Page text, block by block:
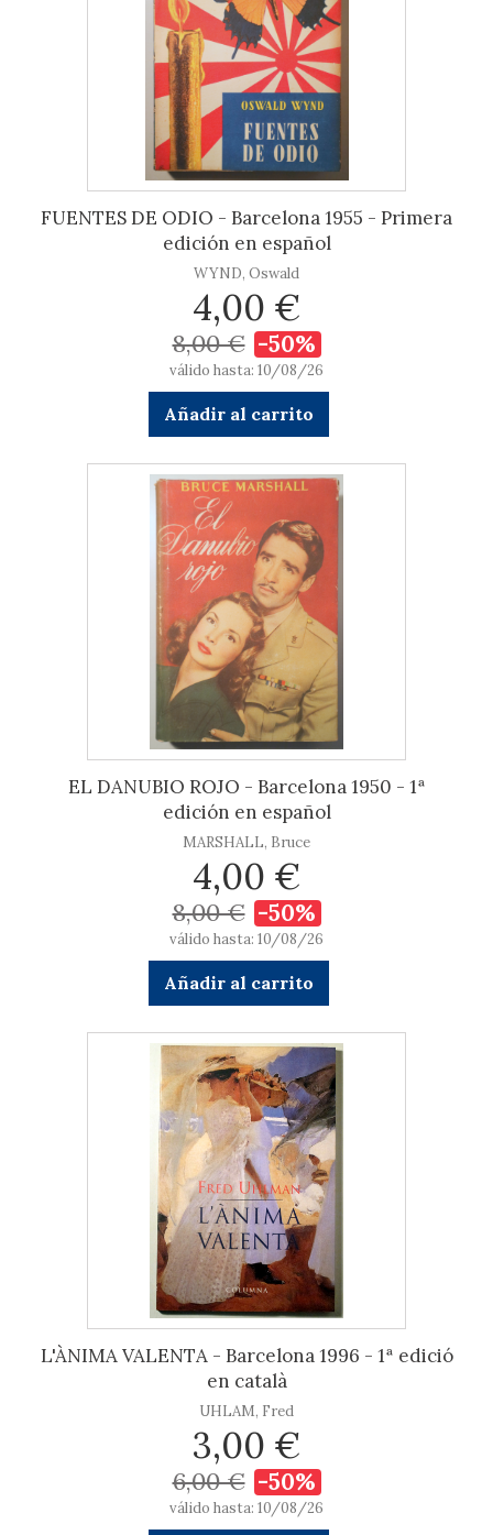
FUENTES DE ODIO - Barcelona 1955 - Primera
edición en español
WYND, Oswald
4,00 €
8,00 € -50%
válido hasta: 10/08/26
Añadir al carrito
EL DANUBIO ROJO - Barcelona 1950 - 1ª
edición en español
MARSHALL, Bruce
4,00 €
8,00 € -50%
válido hasta: 10/08/26
Añadir al carrito
L'ÀNIMA VALENTA - Barcelona 1996 - 1ª edició
en català
UHLAM, Fred
3,00 €
6,00 € -50%
válido hasta: 10/08/26